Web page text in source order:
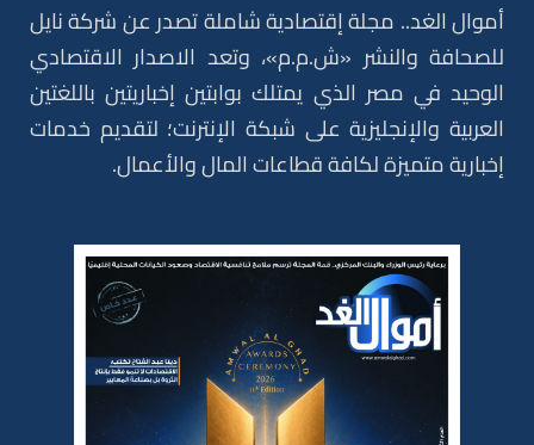
أموال الغد.. مجلة إقتصادية شاملة تصدر عن شركة نايل
للصحافة والنشر «ش.م.م»، وتعد الاصدار الاقتصادي
الوحيد في مصر الذي يمتلك بوابتين إخباريتين باللغتين
العربية والإنجليزية على شبكة الإنترنت؛ لتقديم خدمات
إخبارية متميزة لكافة قطاعات المال والأعمال.